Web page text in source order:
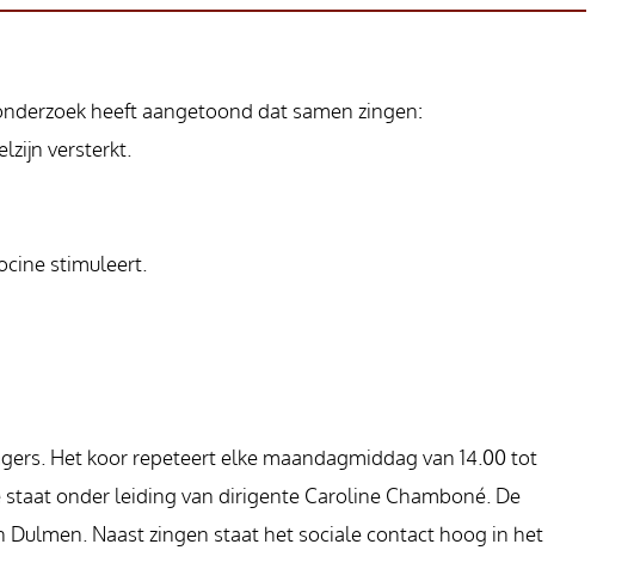
heeft aangetoond dat samen zingen:
versterkt.
stimuleert.
Het koor repeteert elke maandagmiddag van 14.00 tot
staat onder leiding van dirigente Caroline Chamboné. De
Naast zingen staat het sociale contact hoog in het